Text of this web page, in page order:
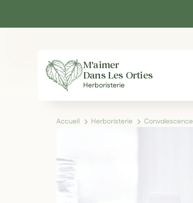
M'aimer
Dans Les Orties
Herboristerie
Accueil Herboristerie Convalescence